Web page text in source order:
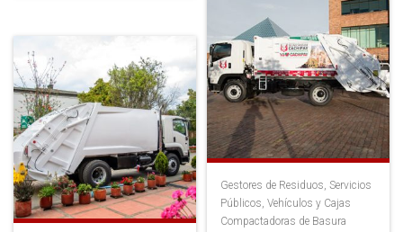
Gestores de Residuos,Servicios
Públicos,Vehículos y Cajas
Compactadoras de Basura